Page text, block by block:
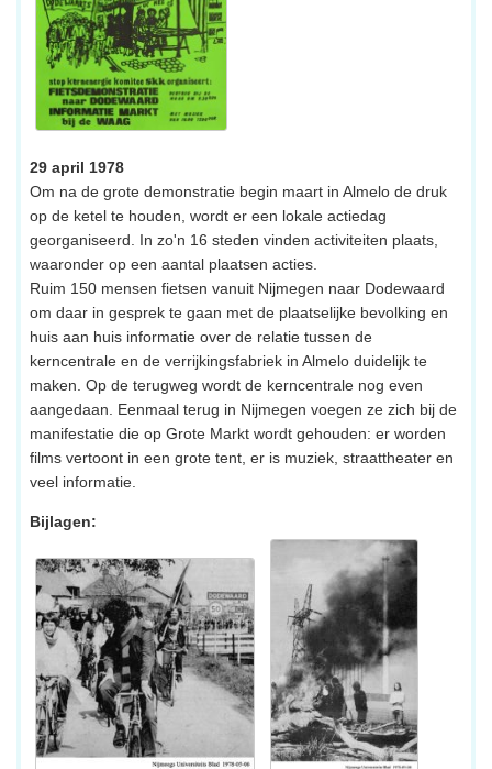
29 april 1978
Om na de grote demonstratie begin maart in Almelo de druk
op de ketel te houden, wordt er een lokale actiedag
georganiseerd. In zo'n 16 steden vinden activiteiten plaats,
waaronder op een aantal plaatsen acties.
Ruim 150 mensen fietsen vanuit Nijmegen naar Dodewaard
om daar in gesprek te gaan met de plaatselijke bevolking en
huis aan huis informatie over de relatie tussen de
kerncentrale en de verrijkingsfabriek in Almelo duidelijk te
maken. Op de terugweg wordt de kerncentrale nog even
aangedaan. Eenmaal terug in Nijmegen voegen ze zich bij de
manifestatie die op Grote Markt wordt gehouden: er worden
films vertoont in een grote tent, er is muziek, straattheater en
veel informatie.
Bijlagen: